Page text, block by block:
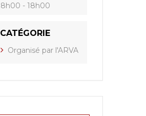
8h00 - 18h00
CATÉGORIE
Organisé par l'ARVA